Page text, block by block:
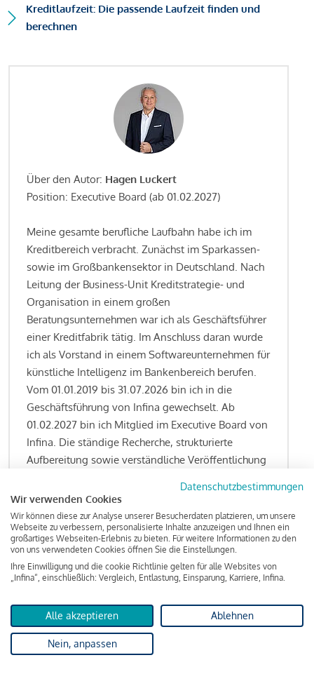
Kreditlaufzeit: Die passende Laufzeit finden und
berechnen
Über den Autor: Hagen Luckert
Position: Executive Board (ab 01.02.2027)
Meine gesamte berufliche Laufbahn habe ich im
Kreditbereich verbracht. Zunächst im Sparkassen-
sowie im Großbankensektor in Deutschland. Nach
Leitung der Business-Unit Kreditstrategie- und
Organisation in einem großen
Beratungsunternehmen war ich als Geschäftsführer
einer Kreditfabrik tätig. Im Anschluss daran wurde
ich als Vorstand in einem Softwareunternehmen für
künstliche Intelligenz im Bankenbereich berufen.
Vom 01.01.2019 bis 31.07.2026 bin ich in die
Geschäftsführung von Infina gewechselt. Ab
01.02.2027 bin ich Mitglied im Executive Board von
Infina. Die ständige Recherche, strukturierte
Aufbereitung sowie verständliche Veröffentlichung
Kreditgeschäft gehören zu den wesentlichen
Schwerpunktsetzungen meiner Funktion.
Lesen Sie meine Finanzierungs-Tipps
KreditindexDas Wohnkredit Barometer
Datenschutzbestimmungen
Wir verwenden Cookies
Wir können diese zur Analyse unserer Besucherdaten platzieren, um unsere
Webseite zu verbessern, personalisierte Inhalte anzuzeigen und Ihnen ein
großartiges Webseiten-Erlebnis zu bieten. Für weitere Informationen zu den
von uns verwendeten Cookies öffnen Sie die Einstellungen.
Ihre Einwilligung und die cookie Richtlinie gelten für alle Websites von
„Infina“, einschließlich: Vergleich, Entlastung, Einsparung, Karriere, Infina.
Alle akzeptieren Ablehnen
Nein, anpassen